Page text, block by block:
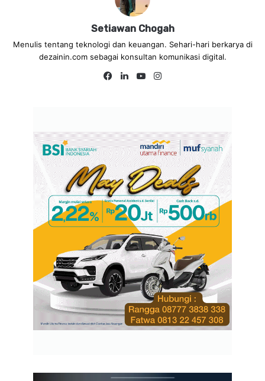
Setiawan Chogah
Menulis tentang teknologi dan keuangan. Sehari-hari berkarya di
dezainin.com sebagai konsultan komunikasi digital.
Fa
Lin
Yo